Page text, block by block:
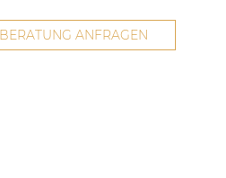
BERATUNG ANFRAGEN